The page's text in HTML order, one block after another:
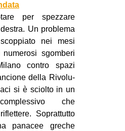
per spez­zare
destra. Un pro­blema
nei mesi
sgom­beri
con­tro spazi
della Rivo­lu­
si è sciolto in un
che
Soprat­tutto
pana­cee gre­che